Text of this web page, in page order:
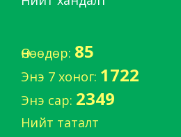
Өнөөдөр: 85
Энэ 7 хоног: 1722
Энэ сар: 2349
Нийт таталт